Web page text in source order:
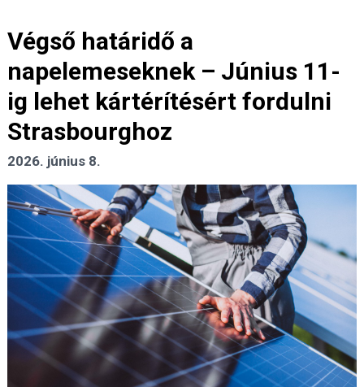
Végső határidő a
napelemeseknek – Június 11-
ig lehet kártérítésért fordulni
Strasbourghoz
2026. június 8.